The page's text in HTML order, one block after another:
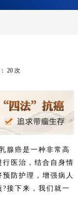
20 次
癌是一种非常高
医治，结合自身情
防护理，增强病人
接下来，我们就一